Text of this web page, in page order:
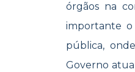
órgãos na
importante o
pública,
Governo